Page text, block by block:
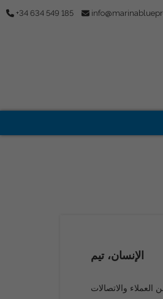
+34 634 549 185
الإنسان، تيم
والاتصالات